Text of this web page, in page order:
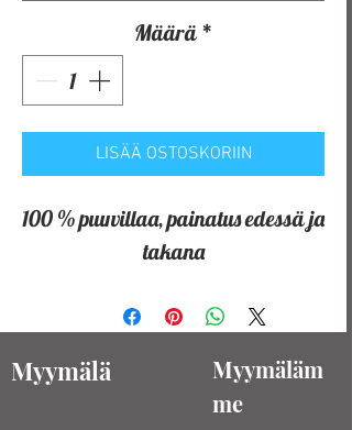
Määrä *
LISÄÄ OSTOSKORIIN
100 % puuvillaa, painatus edessä ja
takana
Myymälä
Myymäläm
me